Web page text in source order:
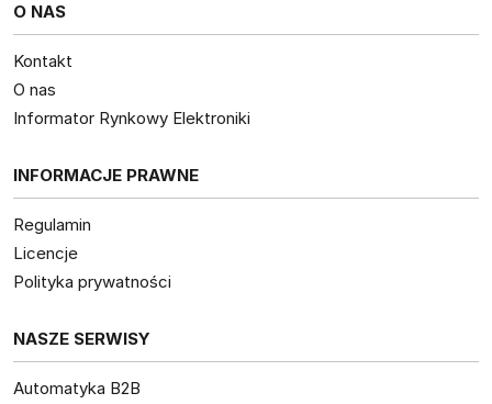
O NAS
Kontakt
O nas
Informator Rynkowy Elektroniki
INFORMACJE PRAWNE
Regulamin
Licencje
Polityka prywatności
NASZE SERWISY
Automatyka B2B